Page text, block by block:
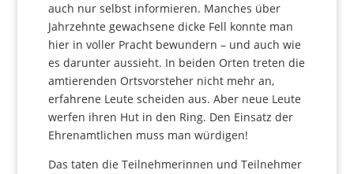
auch nur selbst informieren. Manches über
Jahrzehnte gewachsene dicke Fell konnte man
hier in voller Pracht bewundern – und auch wie
es darunter aussieht. In beiden Orten treten die
amtierenden Ortsvorsteher nicht mehr an,
erfahrene Leute scheiden aus. Aber neue Leute
werfen ihren Hut in den Ring. Den Einsatz der
Ehrenamtlichen muss man würdigen!
Das taten die Teilnehmerinnen und Teilnehmer